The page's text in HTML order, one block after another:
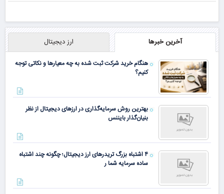
آخرین خبرها ارز دیجیتال
هنگام خرید شرکت ثبت شده به چه معیارها و نکاتی توجه
کنیم؟
بهترین روش سرمایه‌گذاری در ارزهای دیجیتال از نظر
بنیان‌گذار بایننس
۴ اشتباه بزرگ تریدرهای ارز دیجیتال؛ چگونه چند اشتباه
ساده سرمایه شما ر